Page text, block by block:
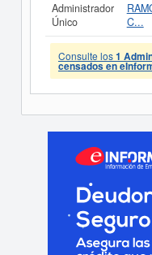
Administrador
Único
C...
Consulte los1
censados en